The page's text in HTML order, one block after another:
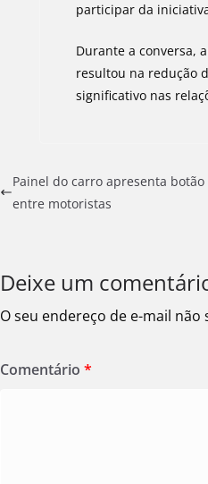
participar da
Durante a conversa,
resultou na redução
significativo nas
Painel do carro apresenta
entre motoristas
Deixe um
O seu endereço de e-mail não
Comentário *